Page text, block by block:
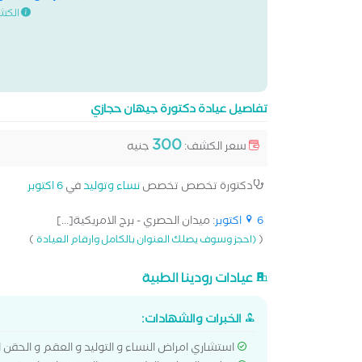
تفاصيل عيادة دكتورة جيهان حجازي
سعر الكشف:300 جنيه
دكتورة تخصص تخصصنساء وتوليدفي6 اكتوبر
6 اكتوبر
: ميدان الحصري - برج الامريكية[...]
((احجز وسوف يصلك العنوان بالكامل وارقام العيادة)
عيادات رودينا الطبية
الخبرات والشهادات:
استشاري امراض النساء و التوليد و العقم و